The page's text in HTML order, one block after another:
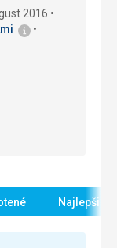
5,0
2016
/ 5
Najlepšie